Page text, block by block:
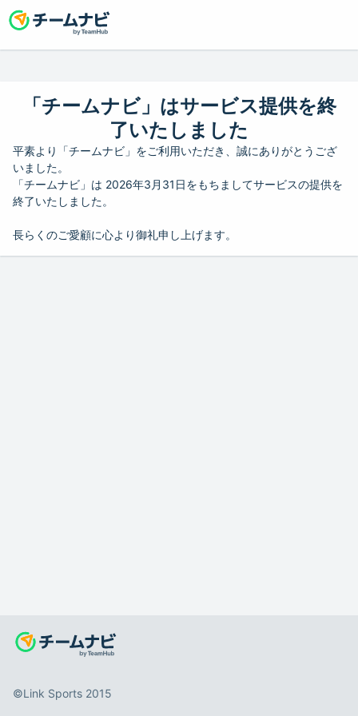
「チームナビ」はサービス提供を終
了いたしました
平素より「チームナビ」をご利用いただき、誠にありがとうござ
いました。
「チームナビ」は 2026年3月31日をもちましてサービスの提供を
終了いたしました。
長らくのご愛顧に心より御礼申し上げます。
©️Link Sports 2015